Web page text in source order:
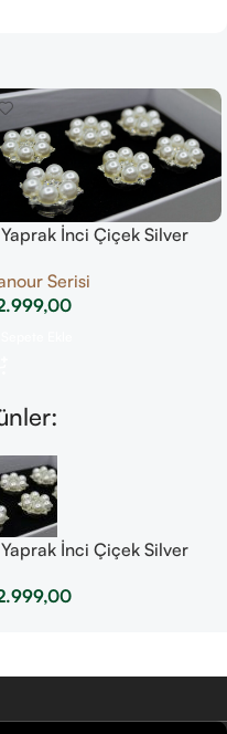
İnci Çiçek Silver
Serisi
İnci Çiçek Silver